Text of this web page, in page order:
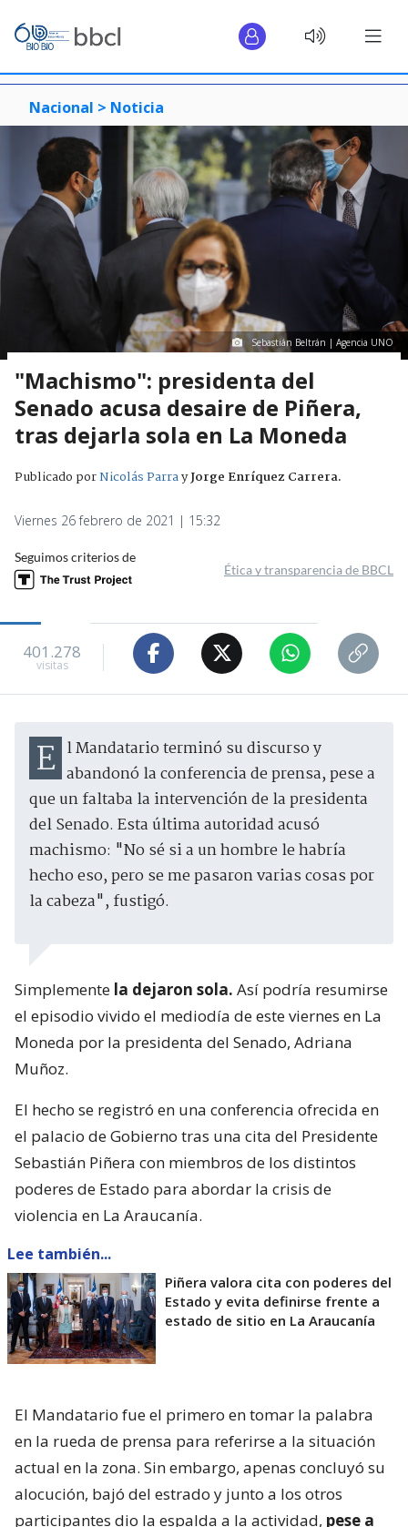
Nacional > Noticia
Sebastián Beltrán | Agencia UNO
"Machismo": presidenta del
Senado acusa desaire de Piñera,
tras dejarla sola en La Moneda
Publicado porNicolás ParrayJorge Enríquez Carrera.
Viernes 26 febrero de 2021 | 15:32
Seguimos criterios de
Ética y transparencia de BBCL
401.278
visitas
El Mandatario terminó su discurso y abandonó la conferencia de prensa, pese a
que un faltaba la intervención de la presidenta
del Senado. Esta última autoridad acusó
machismo: "No sé si a un hombre le habría
hecho eso, pero se me pasaron varias cosas por
la cabeza", fustigó.
Simplemente la dejaron sola. Así podría resumirse
el episodio vivido el mediodía de este viernes en La
Moneda por la presidenta del Senado, Adriana
Muñoz.
El hecho se registró en una conferencia ofrecida en
el palacio de Gobierno tras una cita del Presidente
Sebastián Piñera con miembros de los distintos
poderes de Estado para abordar la crisis de
violencia en La Araucanía.
Lee también...
Piñera valora cita con poderes del
Estado y evita definirse frente a
estado de sitio en La Araucanía
El Mandatario fue el primero en tomar la palabra
en la rueda de prensa para referirse a la situación
actual en la zona. Sin embargo, apenas concluyó su
alocución, bajó del estrado y junto a los otros
participantes dio la espalda a la actividad, pese a